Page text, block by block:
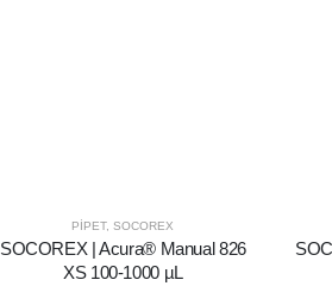
PIPET,SOCOREX
SOCOREX | Acura® Manual 826
XS 100-1000 µL